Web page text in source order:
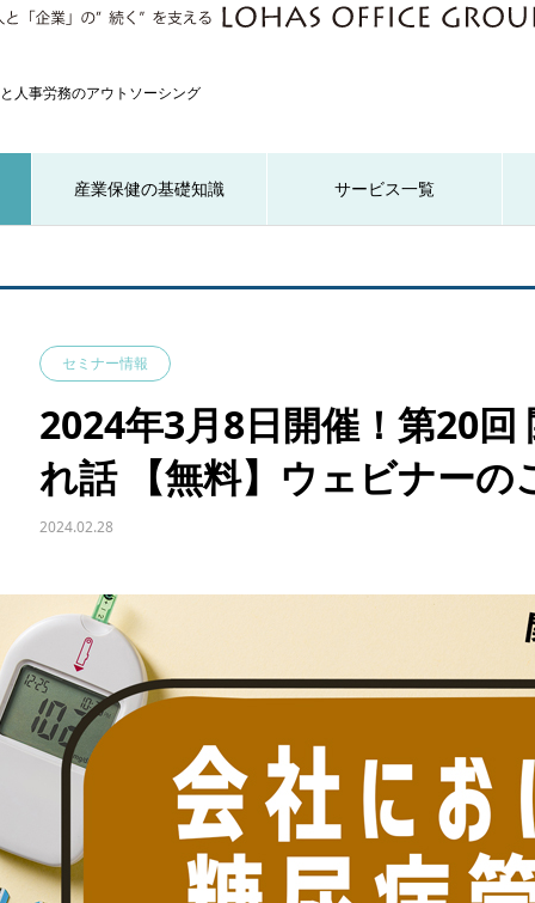
人事労務のアウトソーシング
産業保健の基礎知識 サービス一覧
セミナー情報
2024年3月8日開催！第20
れ話 【無料】ウェビナーの
2024.02.28